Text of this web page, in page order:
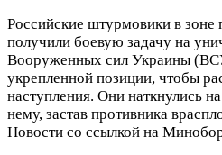
Российские штурмовики в зоне
получили боевую задачу на
Вооруженных сил Украины
укрепленной позиции, чтобы
наступления. Они наткнулись
нему, застав противника
Новости со ссылкой на